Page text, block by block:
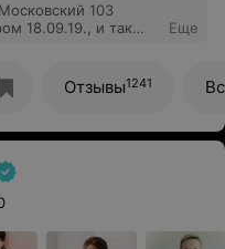
103
18.09.19., и так
давление,
после которой я
в этой
работники,
помощь
Еще
Отзывы1241